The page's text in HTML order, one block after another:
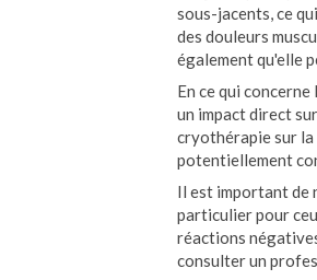
sous-jacents, ce
des douleurs
également qu'elle
En ce qui
un impact direct
cryothérapie sur
potentiellement
Il est important de
particulier pour
réactions
consulter un